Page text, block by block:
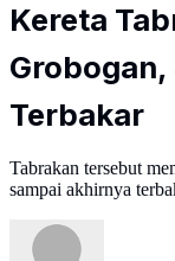
Kereta
Grobogan,
Terbakar
Tabrakan tersebut
sampai akhirnya